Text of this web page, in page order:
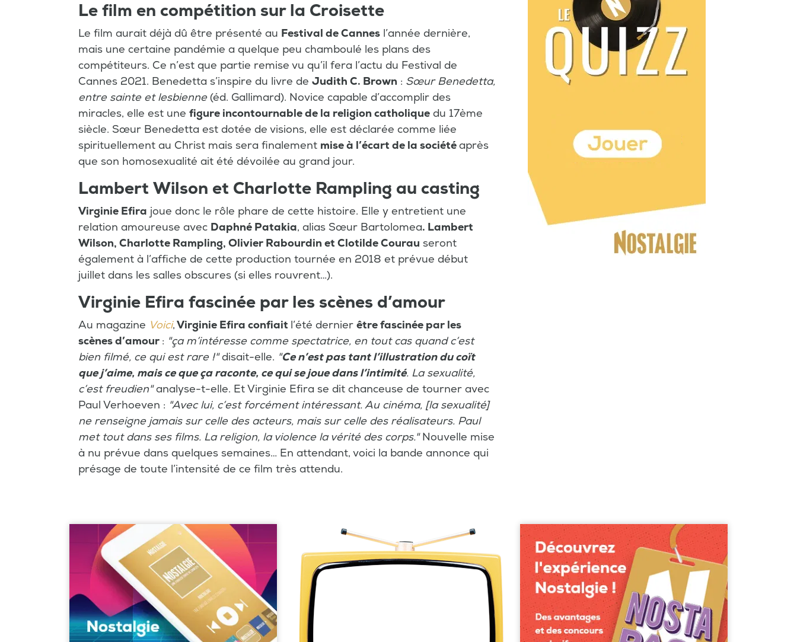
Le film en compétition sur la Croisette
Le film aurait déjà dû être présenté au Festival de Cannes l’année dernière,
mais une certaine pandémie a quelque peu chamboulé les plans des
compétiteurs. Ce n’est que partie remise vu qu’il fera l’actu du Festival de
Cannes 2021. Benedetta s’inspire du livre de Judith C. Brown : Sœur Benedetta,
entre sainte et lesbienne(éd. Gallimard). Novice capable d’accomplir des
miracles, elle est une figure incontournable de la religion catholique du 17ème
siècle. Sœur Benedetta est dotée de visions, elle est déclarée comme liée
spirituellement au Christ mais sera finalement mise à l’écart de la sociétéaprès
que son homosexualité ait été dévoilée au grand jour.
Lambert Wilson et Charlotte Rampling au casting
Virginie Efira joue donc le rôle phare de cette histoire. Elle y entretient une
relation amoureuse avec Daphné Patakia, alias Sœur Bartolomea. Lambert
Wilson, Charlotte Rampling, Olivier Rabourdin et Clotilde Courau seront
également à l’affiche de cette production tournée en 2018 et prévue début
juillet dans les salles obscures (si elles rouvrent…).
Virginie Efira fascinée par les scènes d’amour
Au magazine Voici,Virginie Efira confiait l’été dernier être fascinée par les
scènes d’amour : "ça m’intéresse comme spectatrice, en tout cas quand c’est
bien filmé, ce qui est rare !"disait-elle. "Ce n’est pas tant l’illustration du coït
que j’aime, mais ce que ça raconte, ce qui se joue dans l’intimité. La sexualité,
c’est freudien"analyse-t-elle. Et Virginie Efira se dit chanceuse de tourner avec
Paul Verhoeven : "Avec lui, c’est forcément intéressant. Au cinéma, [la sexualité]
ne renseigne jamais sur celle des acteurs, mais sur celle des réalisateurs. Paul
met tout dans ses films. La religion, la violence la vérité des corps."Nouvelle mise
à nu prévue dans quelques semaines… En attendant, voici la bande annonce qui
présage de toute l’intensité de ce film très attendu.